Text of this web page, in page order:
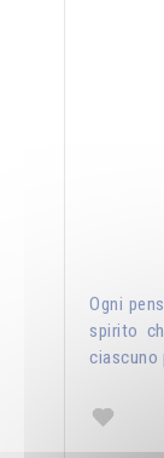
Ogni
spirito
ciascuno